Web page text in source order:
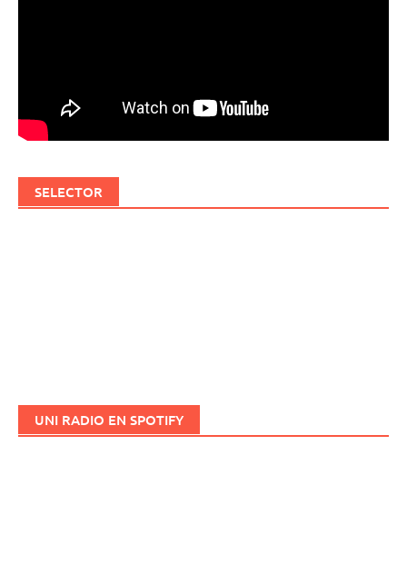
SELECTOR
UNI RADIO EN SPOTIFY